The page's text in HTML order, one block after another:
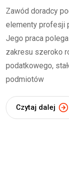
Zawód doradcy
elementy profesji
Jego praca
zakresu szeroko
podatkowego,
podmiotów
Czytaj dalej